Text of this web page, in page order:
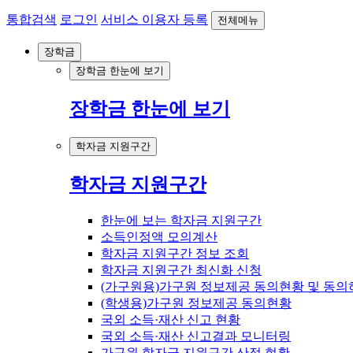
통합검색 로그인 서비스 이용자 등록 전체메뉴
장학금
장학금 한눈에 보기
장학금 한눈에 보기
학자금 지원구간
학자금 지원구간
한눈에 보는 학자금 지원구간
소득인정액 모의계산
학자금 지원구간 정보 조회
학자금 지원구간 최신화 신청
(가구원용)가구원 정보제공 동의현황 및 동의
(학생용)가구원 정보제공 동의현황
국외 소득·재산 신고 현황
국외 소득·재산 신고결과 모니터링